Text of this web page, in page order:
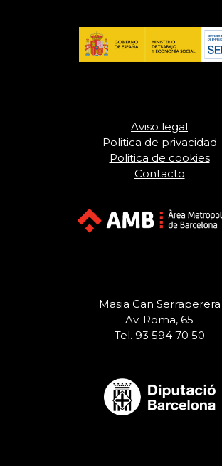
Aviso legal
Politica de privacidad
Politica de cookies
Contacto
Masia Can Serraperera
Av. Roma, 65
Tel. 93 594 70 50